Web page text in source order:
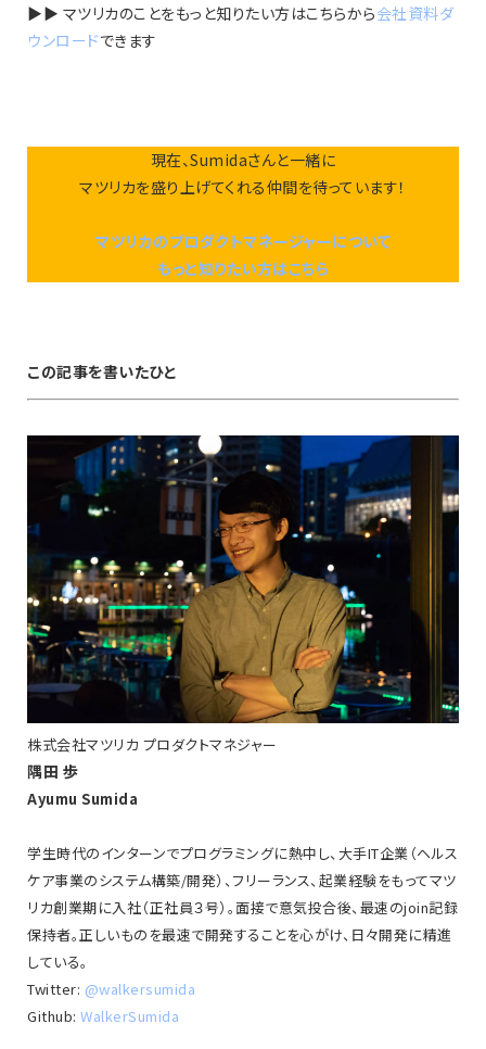
▶︎▶︎ マツリカのことをもっと知りたい方はこちらから会社資料ダ
ウンロードできます
現在、Sumidaさんと一緒に
マツリカを盛り上げてくれる仲間を待っています！
マツリカのプロダクトマネージャーについて
もっと知りたい方はこちら
この記事を書いたひと
株式会社マツリカ プロダクトマネジャー
隅田 歩
Ayumu Sumida
学生時代のインターンでプログラミングに熱中し、大手IT企業（ヘルス
ケア事業のシステム構築/開発）、フリーランス、起業経験をもってマツ
リカ創業期に入社（正社員３号）。面接で意気投合後、最速のjoin記録
保持者。正しいものを最速で開発することを心がけ、日々開発に精進
している。
Twitter: @walkersumida
Github: WalkerSumida